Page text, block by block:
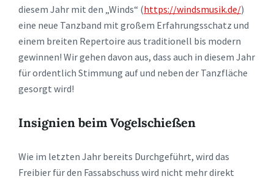
diesem Jahr mit den „Winds“ (https://windsmusik.de/)
eine neue Tanzband mit großem Erfahrungsschatz und
einem breiten Repertoire aus traditionell bis modern
gewinnen! Wir gehen davon aus, dass auch in diesem Jahr
für ordentlich Stimmung auf und neben der Tanzfläche
gesorgt wird!
Insignien beim Vogelschießen
Wie im letzten Jahr bereits Durchgeführt, wird das
Freibier für den Fassabschuss wird nicht mehr direkt